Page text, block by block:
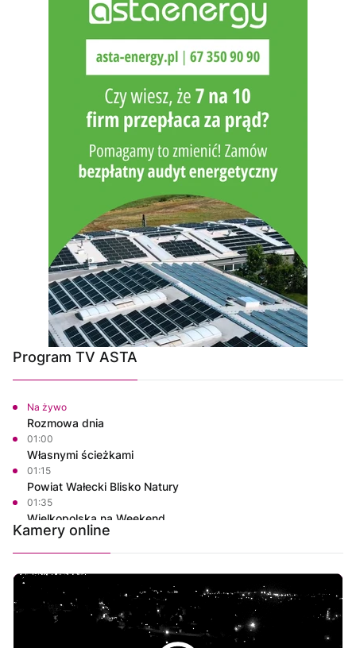
Program TV ASTA
Na żywo
Rozmowa dnia
01:00
Własnymi ścieżkami
01:15
Powiat Wałecki Blisko Natury
01:35
Wielkopolska na Weekend
02:00
Raport TV REGIO
Wózki na Machu Picchu
Justyna poleca
Kamery online